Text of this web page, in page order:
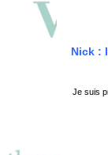
Nick :
Je suis